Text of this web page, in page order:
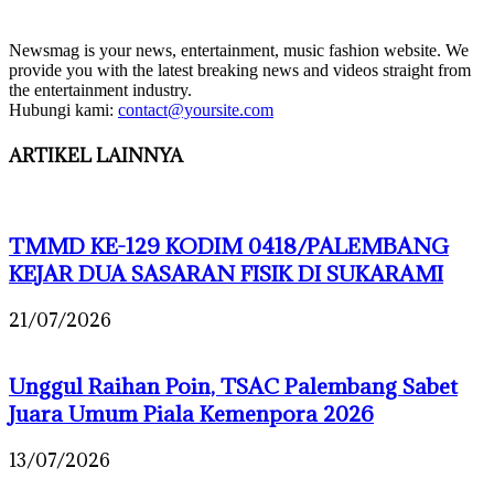
Newsmag is your news, entertainment, music fashion website. We
provide you with the latest breaking news and videos straight from
the entertainment industry.
Hubungi kami: contact@yoursite.com
ARTIKEL LAINNYA
TMMD KE-129 KODIM 0418/PALEMBANG
KEJAR DUA SASARAN FISIK DI SUKARAMI
21/07/2026
Unggul Raihan Poin, TSAC Palembang Sabet
Juara Umum Piala Kemenpora 2026
13/07/2026